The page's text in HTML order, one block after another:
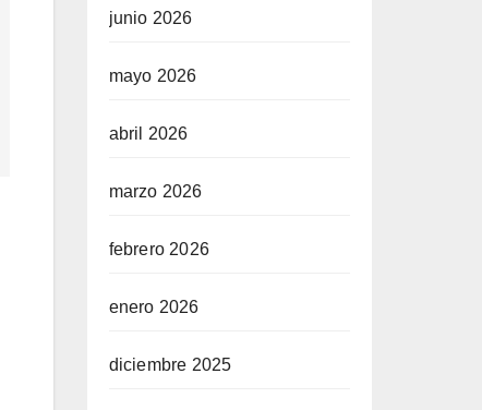
junio 2026
mayo 2026
abril 2026
marzo 2026
febrero 2026
enero 2026
diciembre 2025